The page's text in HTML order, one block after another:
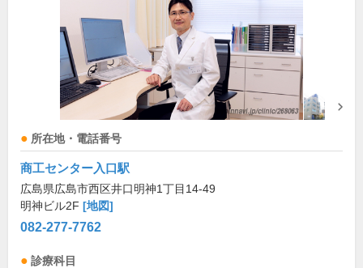
所在地・電話番号
商工センター入口駅
広島県広島市西区井口明神1丁目14-49
明神ビル2F [地図]
082-277-7762
診療科目